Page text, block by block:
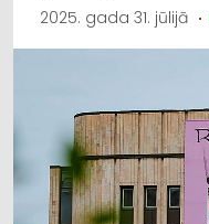
2025. gada 31. jūlijā